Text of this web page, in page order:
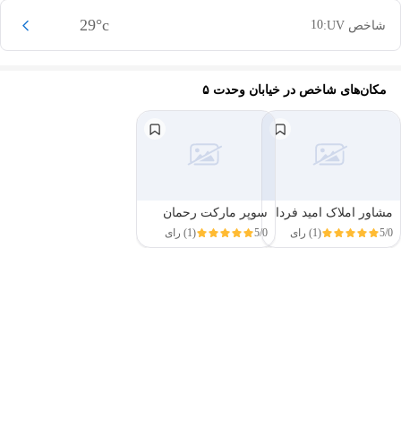
29°c شاخص UV: 10
مکان‌های شاخص در خیابان وحدت ۵
مشاور املاک امید فردا
5/0 (1) رای
سوپر مارکت رحمان
5/0 (1) رای